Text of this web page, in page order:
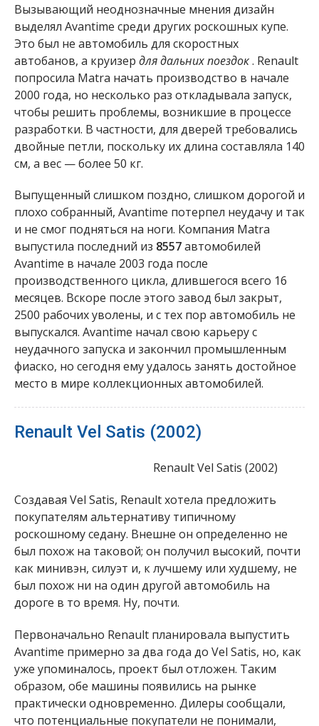
Вызывающий неоднозначные мнения дизайн
выделял Avantime среди других роскошных купе.
Это был не автомобиль для скоростных
автобанов, а круизер для дальних поездок. Renault
попросила Matra начать производство в начале
2000 года, но несколько раз откладывала запуск,
чтобы решить проблемы, возникшие в процессе
разработки. В частности, для дверей требовались
двойные петли, поскольку их длина составляла 140
см, а вес — более 50 кг.
Выпущенный слишком поздно, слишком дорогой и
плохо собранный, Avantime потерпел неудачу и так
и не смог подняться на ноги. Компания Matra
выпустила последний из 8557автомобилей
Avantime в начале 2003 года после
производственного цикла, длившегося всего 16
месяцев. Вскоре после этого завод был закрыт,
2500 рабочих уволены, и с тех пор автомобиль не
выпускался. Avantime начал свою карьеру с
неудачного запуска и закончил промышленным
фиаско, но сегодня ему удалось занять достойное
место в мире коллекционных автомобилей.
Renault Vel Satis (2002)
Renault Vel Satis (2002)
Создавая Vel Satis, Renault хотела предложить
покупателям альтернативу типичному
роскошному седану. Внешне он определенно не
был похож на таковой; он получил высокий, почти
как минивэн, силуэт и, к лучшему или худшему, не
был похож ни на один другой автомобиль на
дороге в то время. Ну, почти.
Первоначально Renault планировала выпустить
Avantime примерно за два года до Vel Satis, но, как
уже упоминалось, проект был отложен. Таким
образом, обе машины появились на рынке
практически одновременно. Дилеры сообщали,
что потенциальные покупатели не понимали,